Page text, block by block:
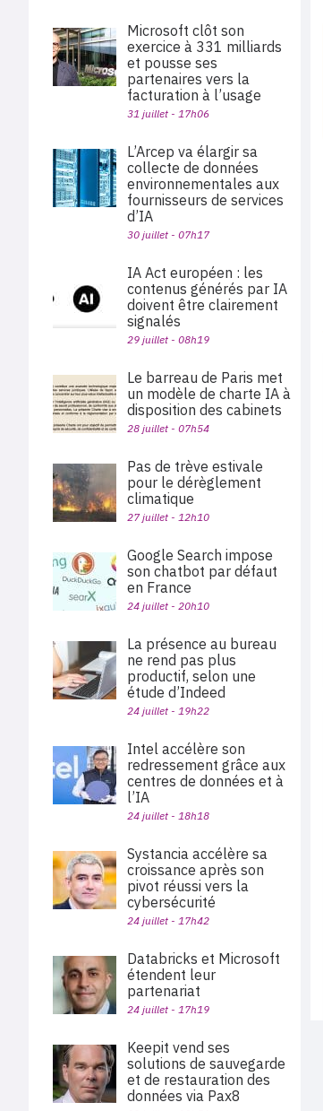
Microsoft clôt son
exercice à 331 milliards
et pousse ses
partenaires vers la
facturation à l’usage
31 juillet - 17h06
L’Arcep va élargir sa
collecte de données
environnementales aux
fournisseurs de services
d’IA
30 juillet - 07h17
IA Act européen : les
contenus générés par IA
doivent être clairement
signalés
29 juillet - 08h19
Le barreau de Paris met
un modèle de charte IA à
disposition des cabinets
28 juillet - 07h54
Pas de trève estivale
pour le dérèglement
climatique
27 juillet - 12h10
Google Search impose
son chatbot par défaut
en France
24 juillet - 20h10
La présence au bureau
ne rend pas plus
productif, selon une
étude d’Indeed
24 juillet - 19h22
Intel accélère son
redressement grâce aux
centres de données et à
l’IA
24 juillet - 18h18
Systancia accélère sa
croissance après son
pivot réussi vers la
cybersécurité
24 juillet - 17h42
Databricks et Microsoft
étendent leur
partenariat
24 juillet - 17h19
Keepit vend ses
solutions de sauvegarde
et de restauration des
données via Pax8